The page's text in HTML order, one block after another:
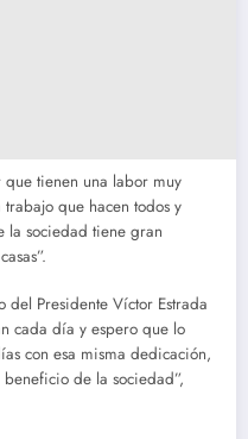
tienen una labor muy
que hacen todos y
la sociedad tiene gran
Presidente Víctor Estrada
cada día y espero que lo
con esa misma dedicación,
de la sociedad”,